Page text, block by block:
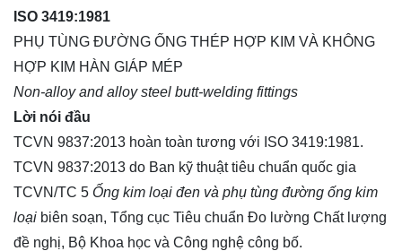
ISO 3419:1981
PHỤ TÙNG ĐƯỜNG ỐNG THÉP HỢP KIM VÀ KHÔNG
HỢP KIM HÀN GIÁP MÉP
Non-alloy and alloy steel butt-welding fittings
Lời nói đầu
TCVN 9837:2013 hoàn toàn tương với ISO 3419:1981.
TCVN 9837:2013 do Ban kỹ thuật tiêu chuẩn quốc gia
TCVN/TC 5 Ống kim loại đen và phụ tùng đường ống kim
loại biên soạn, Tổng cục Tiêu chuẩn Đo lường Chất lượng
đề nghị, Bộ Khoa học và Công nghệ công bố.